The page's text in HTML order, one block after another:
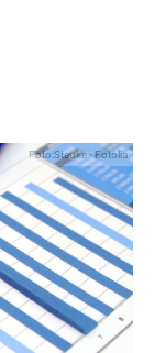
Foto:Stauke - Fotolia